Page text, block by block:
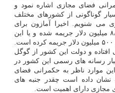
فضای مجازی اشاره نمود و
گوناگونی از کشورهای مختلف
می شنویم. اخیرا آمازون برای
سوءاستفاده از داده کاربران ۸۸۷ میلیون دلار جریمه شده و یا این
که ناظر رقابت فرانسه گوگل را ۵۰۰ میلیون دلار جریمه کرده است.
افتاده و دولت این کشور از گوگل
رسانه های رسمی این کشور در
موارد ناظر به حکمرانی فضای
داده است چقدر جنبه های
مجازی دارای اهمیت است.